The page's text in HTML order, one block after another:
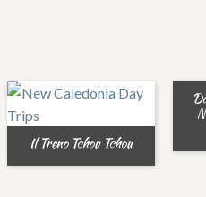
Il Treno Tchou Tchou